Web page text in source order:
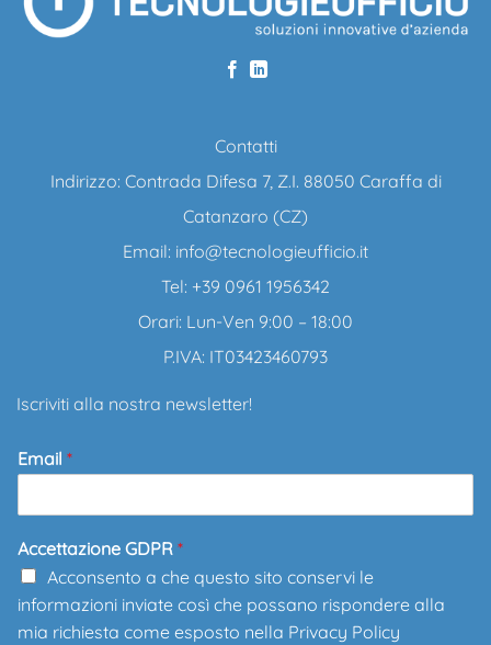
Contatti
Indirizzo: Contrada Difesa 7, Z.I. 88050 Caraffa di
Catanzaro (CZ)
Email: info@tecnologieufficio.it
Tel: +39 0961 1956342
Orari: Lun-Ven 9:00 – 18:00
P.IVA: IT03423460793
Iscriviti alla nostra newsletter!
Email *
Accettazione GDPR *
Acconsento a che questo sito conservi le
informazioni inviate così che possano rispondere alla
mia richiesta come esposto nella Privacy Policy